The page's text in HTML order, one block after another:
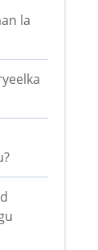
la